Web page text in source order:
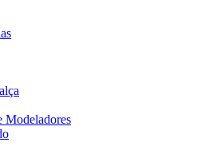
Modeladores